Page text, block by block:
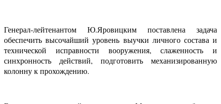
Генерал-лейтенантом Ю.Яровицким поставлена задача
обеспечить высочайший уровень выучки личного состава и
технической исправности вооружения, слаженность и
синхронность действий, подготовить механизированную
колонну к прохождению.